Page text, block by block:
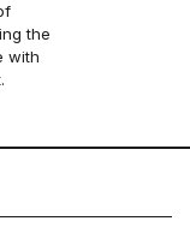
the
with